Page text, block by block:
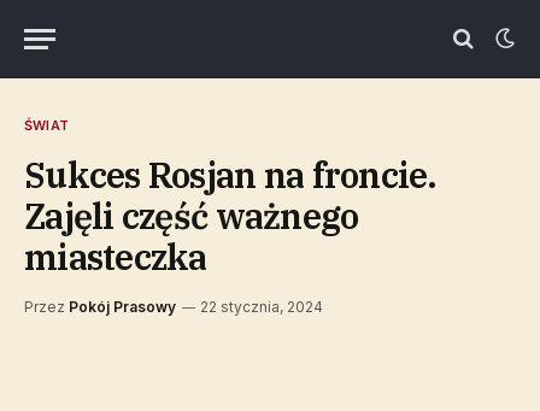
ŚWIAT
Sukces Rosjan na froncie.
Zajęli część ważnego
miasteczka
Przez Pokój Prasowy 22 stycznia, 2024